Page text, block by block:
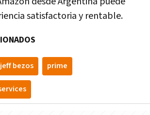
satisfactoria y rentable.
jeff bezos prime